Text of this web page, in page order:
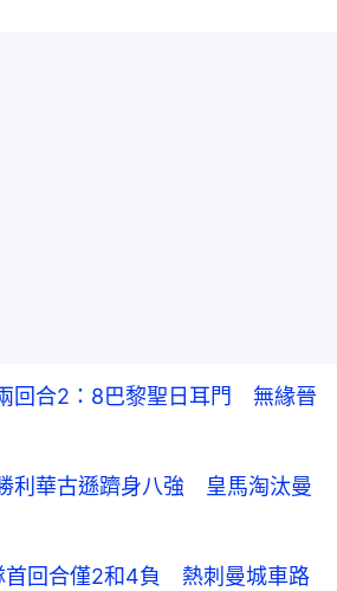
回合2：8巴黎聖日耳門 無緣晉
利華古遜躋身八強 皇馬淘汰曼
首回合僅2和4負 熱刺曼城車路